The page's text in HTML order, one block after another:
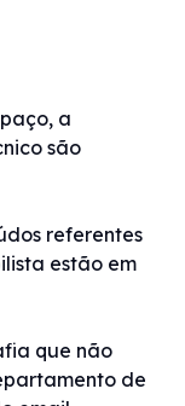
a
são
referentes
estão em
que não
de